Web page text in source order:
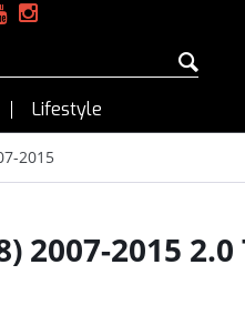
Lifestyle
2015
2007-2015 2.0